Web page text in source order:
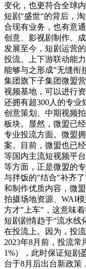
变化，也更符合全球
短剧"盛世"的背后，
合现有业务，也有意
创意、影视剧制作、
发展至今，短剧运营
投流、上下游联动能
能够与之形成"无缝衔
集团旗下子集团微盟
视频基地，可以进行
还拥有超300人的专业
创意策划、中期视频
板块。显然，微盟已
专业投流方面。微盟
案。目前，微盟也已
等国内主流短视频平
等方面，正是微盟的
与拌饭的"结合"补齐
和制作优质内容，微
拍摄场地资源、WAI
方才"上车"，这意味
短剧剧情趋于"流水线
在投流上。因为，投
2023年8月前，投流
1%），此时保证短剧
台于8月后出台新政策